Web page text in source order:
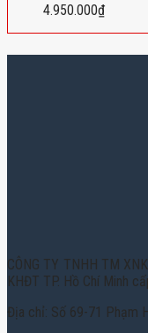
4.950.000₫
CÔNG TY TNHH TM
KHĐT TP. Hồ Chí Minh
Địa chỉ: Số 69-71 Phạm